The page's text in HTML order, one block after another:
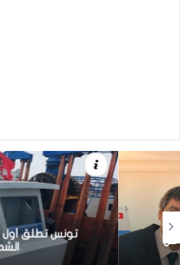
أخبار
تونس تطلق أول قارب صيد
الشمسية في